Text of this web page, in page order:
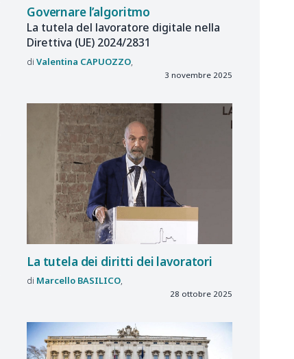
Governare l’algoritmo
La tutela del lavoratore digitale nella
Direttiva (UE) 2024/2831
Valentina CAPUOZZO
3 novembre 2025
La tutela dei diritti dei lavoratori
Marcello BASILICO
28 ottobre 2025